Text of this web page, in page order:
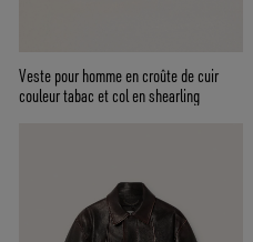
Veste pour homme en croûte de cuir
couleur tabac et col en shearling